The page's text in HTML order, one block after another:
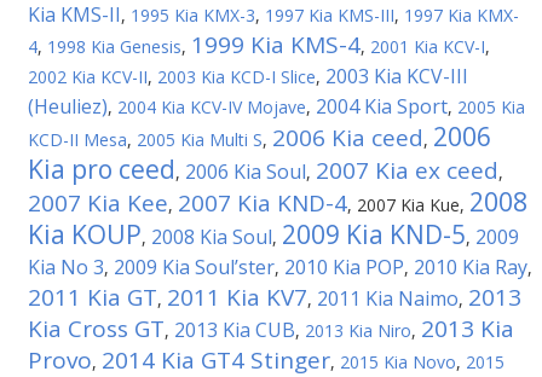
Kia KMS-II, 1995 Kia KMX-3, 1997 Kia KMS-III, 1997 Kia KMX-
4, 1998 Kia Genesis, 1999 Kia KMS-4, 2001 Kia KCV-I,
2002 Kia KCV-II, 2003 Kia KCD-I Slice, 2003 Kia KCV-III
(Heuliez), 2004 Kia KCV-IV Mojave, 2004 Kia Sport, 2005 Kia
KCD-II Mesa, 2005 Kia Multi S, 2006 Kia ceed, 2006
Kia pro ceed, 2006 Kia Soul, 2007 Kia ex ceed,
2007 Kia Kee, 2007 Kia KND-4, 2007 Kia Kue, 2008
Kia KOUP, 2008 Kia Soul, 2009 Kia KND-5, 2009
Kia No 3, 2009 Kia Soul’ster, 2010 Kia POP, 2010 Kia Ray,
2011 Kia GT, 2011 Kia KV7, 2011 Kia Naimo, 2013
Kia Cross GT, 2013 Kia CUB, 2013 Kia Niro, 2013 Kia
Provo, 2014 Kia GT4 Stinger, 2015 Kia Novo, 2015